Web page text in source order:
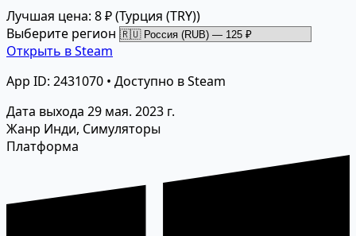
Лучшая цена: 8 ₽(Турция (TRY))
Выберите регион
Открыть в Steam
App ID: 2431070 • Доступно в Steam
Дата выхода 29 мая. 2023 г.
Жанр Инди, Симуляторы
Платформа